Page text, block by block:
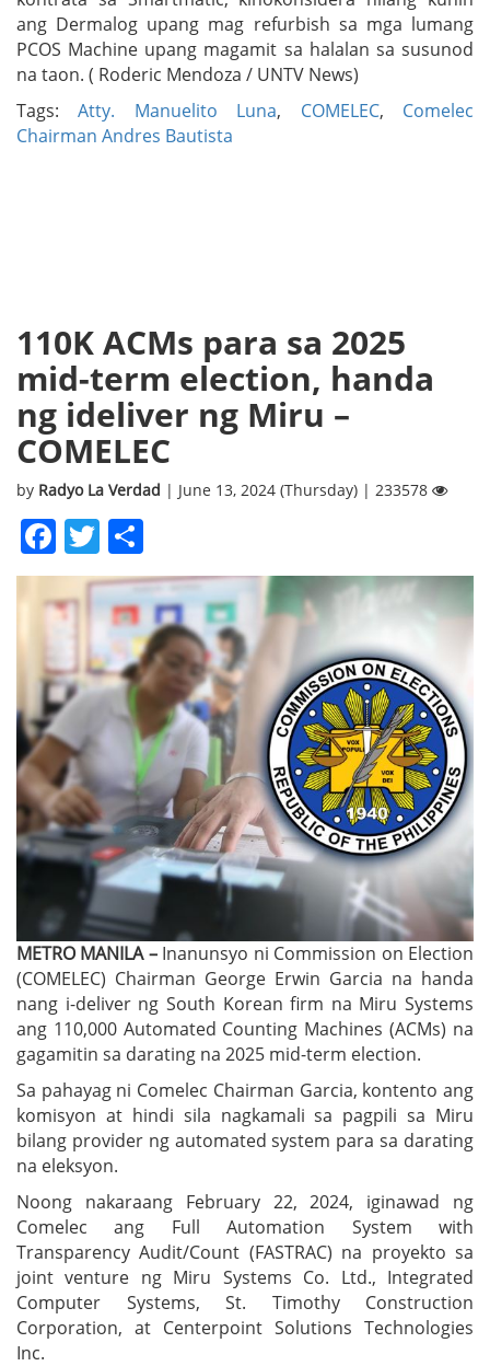
ang Dermalog upang mag refurbish sa mga lumang
PCOS Machine upang magamit sa halalan sa susunod
na taon. ( Roderic Mendoza / UNTV News)
Tags:Atty. Manuelito Luna, COMELEC, Comelec
Chairman Andres Bautista
110K ACMs para sa 2025
mid-term election, handa
ng ideliver ng Miru –
COMELEC
by Radyo La Verdad | June 13, 2024 (Thursday) | 233578
Facebook
Twitter
METRO MANILA –Inanunsyo ni Commission on Election
(COMELEC) Chairman George Erwin Garcia na handa
nang i-deliver ng South Korean firm na Miru Systems
ang 110,000 Automated Counting Machines (ACMs) na
gagamitin sa darating na 2025 mid-term election.
Sa pahayag ni Comelec Chairman Garcia, kontento ang
komisyon at hindi sila nagkamali sa pagpili sa Miru
bilang provider ng automated system para sa darating
na eleksyon.
Noong nakaraang February 22, 2024, iginawad ng
Comelec ang Full Automation System with
Transparency Audit/Count (FASTRAC) na proyekto sa
joint venture ng Miru Systems Co. Ltd., Integrated
Computer Systems, St. Timothy Construction
Corporation, at Centerpoint Solutions Technologies
Inc.